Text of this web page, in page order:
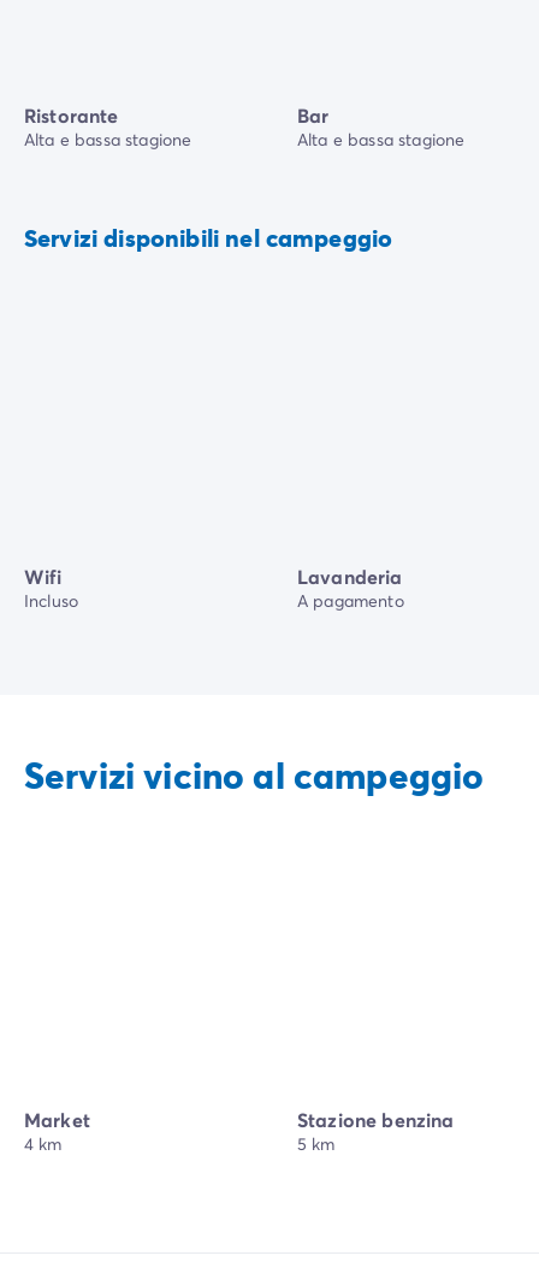
Ristorante
Alta e bassa stagione
Bar
Alta e bassa stagione
Servizi disponibili nel campeggio
Wifi
Incluso
Lavanderia
A pagamento
Servizi vicino al campeggio
Market
4 km
Stazione benzina
5 km